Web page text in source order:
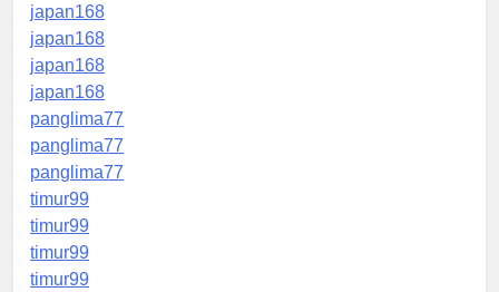
japan168
japan168
japan168
japan168
panglima77
panglima77
panglima77
timur99
timur99
timur99
timur99